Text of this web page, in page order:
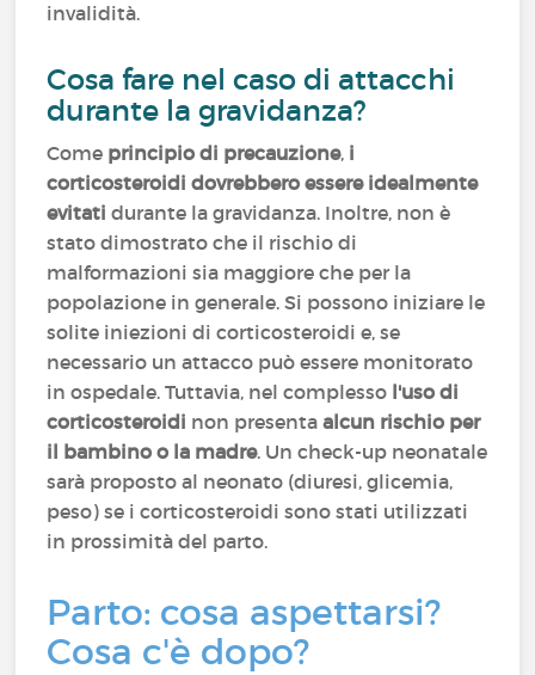
invalidità.
Cosa fare nel caso di attacchi
durante la gravidanza?
Come principio di precauzione, i
corticosteroidi dovrebbero essere idealmente
evitati durante la gravidanza. Inoltre, non è
stato dimostrato che il rischio di
malformazioni sia maggiore che per la
popolazione in generale. Si possono iniziare le
solite iniezioni di corticosteroidi e, se
necessario un attacco può essere monitorato
in ospedale. Tuttavia, nel complesso l'uso di
corticosteroidi non presentaalcun rischio per
il bambino o la madre. Un check-up neonatale
sarà proposto al neonato (diuresi, glicemia,
peso) se i corticosteroidi sono stati utilizzati
in prossimità del parto.
Parto: cosa aspettarsi?
Cosa c'è dopo?